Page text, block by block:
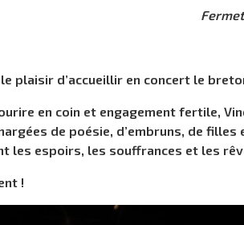
plaisir d’accueillir en concert le
en coin et engagement fertile,
de poésie, d’embruns, de
les espoirs, les souffrances et les
!